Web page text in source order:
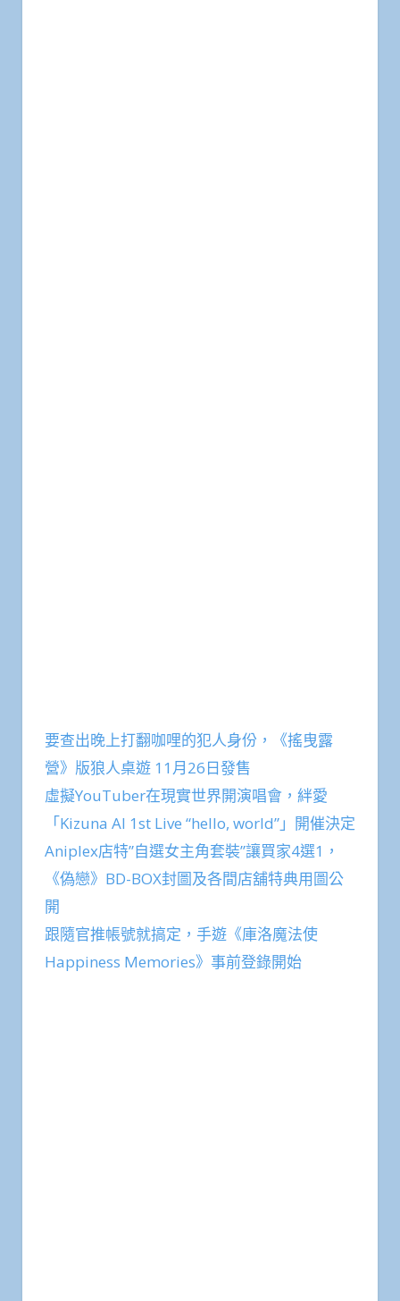
要查出晚上打翻咖哩的犯人身份，《搖曳露
營》版狼人桌遊 11月26日發售
虛擬YouTuber在現實世界開演唱會，絆愛
「Kizuna AI 1st Live “hello, world”」開催決定
Aniplex店特”自選女主角套裝”讓買家4選1，
《偽戀》BD-BOX封圖及各間店舖特典用圖公
開
跟隨官推帳號就搞定，手遊《庫洛魔法使